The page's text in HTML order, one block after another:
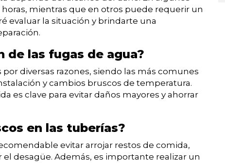
mientras que en otros puede requerir un
evaluar la situación y brindarte una
de las fugas de agua?
diversas razones, siendo las más comunes
y cambios bruscos de temperatura.
es clave para evitar daños mayores y ahorrar
en las tuberías?
evitar arrojar restos de comida,
desagüe. Además, es importante realizar un